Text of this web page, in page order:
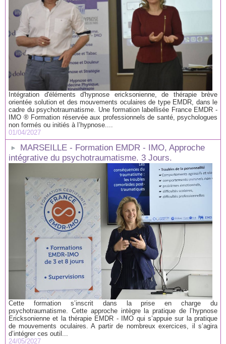
Intégration d'éléments d'hypnose ericksonienne, de thérapie brève
orientée solution et des mouvements oculaires de type EMDR, dans le
cadre du psychotraumatisme. Une formation labellisée France EMDR -
IMO ® Formation réservée aux professionnels de santé, psychologues
non formés ou initiés à l’hypnose....
01/04/2027
MARSEILLE - Formation EMDR - IMO, Approche
intégrative du psychotraumatisme. 3 Jours.
Cette formation s’inscrit dans la prise en charge du
psychotraumatisme. Cette approche intègre la pratique de l’hypnose
Ericksonienne et la thérapie EMDR - IMO qui s’appuie sur la pratique
de mouvements oculaires. A partir de nombreux exercices, il s’agira
d’intégrer ces outil...
24/05/2027